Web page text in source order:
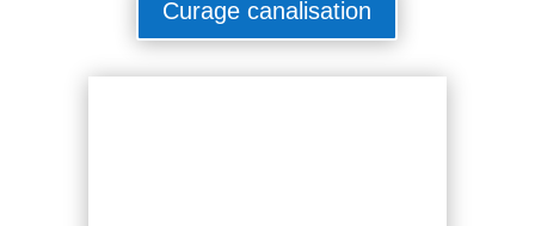
Curage canalisation